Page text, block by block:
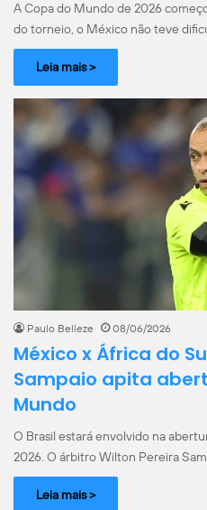
A Copa do Mundo de 2026
do torneio, o México não teve
Leia mais >
Paulo Belleze 08/06/2026
México x África do
Sampaio apita
Mundo
O Brasil estará envolvido na
2026. O árbitro Wilton Pereira
Leia mais >